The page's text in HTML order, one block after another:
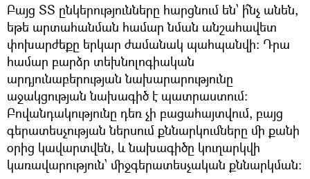
Բայց ՏՏ ընկերությունները հարցնում են՝ ի՞նչ անեն,
եթե արտահանման համար նման անշահավետ
փոխարժեքը երկար ժամանակ պահպանվի։ Դրա
համար բարձր տեխնոլոգիական
արդյունաբերության նախարարությունը
աջակցության նախագիծ է պատրաստում։
Բովանդակությունը դեռ չի բացահայտվում, բայց
գերատեսչության ներսում քննարկումները մի քանի
օրից կավարտվեն, և նախագիծը կուղարկվի
կառավարություն՝ միջգերատեսչական քննարկման։